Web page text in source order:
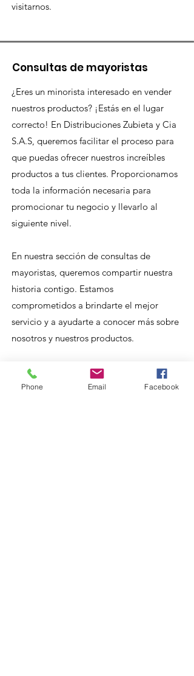
visitarnos.
Consultas de mayoristas
¿Eres un minorista interesado en vender
nuestros productos? ¡Estás en el lugar
correcto! En Distribuciones Zubieta y Cia
S.A.S, queremos facilitar el proceso para
que puedas ofrecer nuestros increíbles
productos a tus clientes. Proporcionamos
toda la información necesaria para
promocionar tu negocio y llevarlo al
siguiente nivel.
En nuestra sección de consultas de
mayoristas, queremos compartir nuestra
historia contigo. Estamos
comprometidos a brindarte el mejor
servicio y a ayudarte a conocer más sobre
nosotros y nuestros productos.
Phone Email Facebook